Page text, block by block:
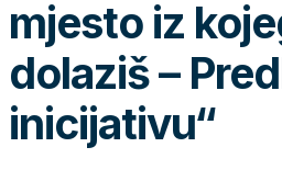
mjesto iz
dolaziš –
inicijativu“